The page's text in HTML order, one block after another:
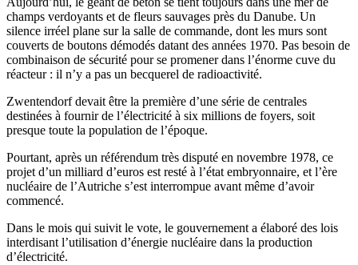
champs verdoyants et de fleurs sauvages près du Danube. Un
silence irréel plane sur la salle de commande, dont les murs sont
couverts de boutons démodés datant des années 1970. Pas besoin de
combinaison de sécurité pour se promener dans l’énorme cuve du
réacteur : il n’y a pas un becquerel de radioactivité.
Zwentendorf devait être la première d’une série de centrales
destinées à fournir de l’électricité à six millions de foyers, soit
presque toute la population de l’époque.
Pourtant, après un référendum très disputé en novembre 1978, ce
projet d’un milliard d’euros est resté à l’état embryonnaire, et l’ère
nucléaire de l’Autriche s’est interrompue avant même d’avoir
commencé.
Dans le mois qui suivit le vote, le gouvernement a élaboré des lois
interdisant l’utilisation d’énergie nucléaire dans la production
d’électricité.